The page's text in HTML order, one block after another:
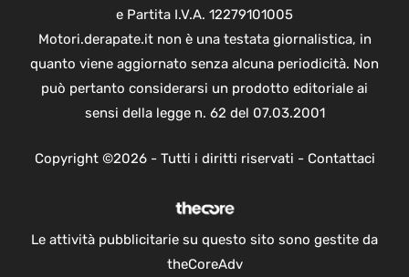
e Partita I.V.A. 12279101005
Motori.derapate.it non è una testata giornalistica, in
quanto viene aggiornato senza alcuna periodicità. Non
può pertanto considerarsi un prodotto editoriale ai
sensi della legge n. 62 del 07.03.2001
Copyright ©2026 - Tutti i diritti riservati - Contattaci
Le attività pubblicitarie su questo sito sono gestite da
theCoreAdv